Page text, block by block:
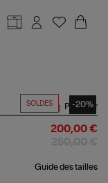
SOLDES -20%
Partager
200,00 €
Guide des tailles